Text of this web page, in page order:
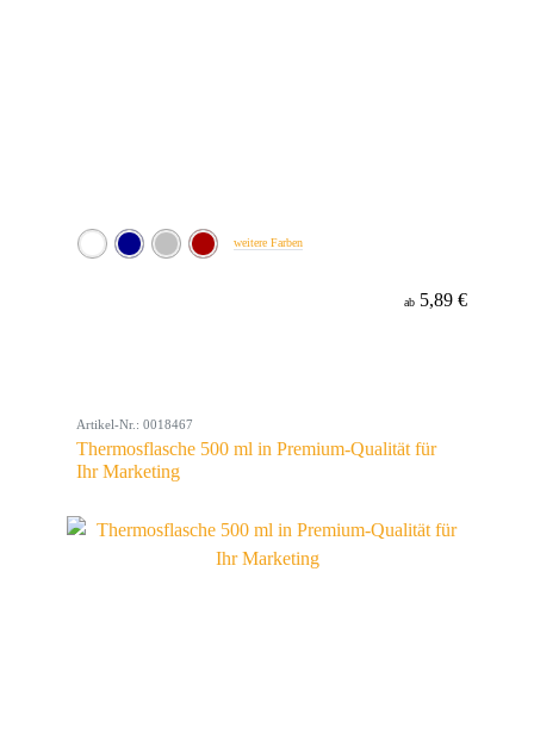
weitere Farben
ab 5,89 €
Artikel-Nr.: 0018467
Thermosflasche 500 ml in Premium-Qualität für
Ihr Marketing